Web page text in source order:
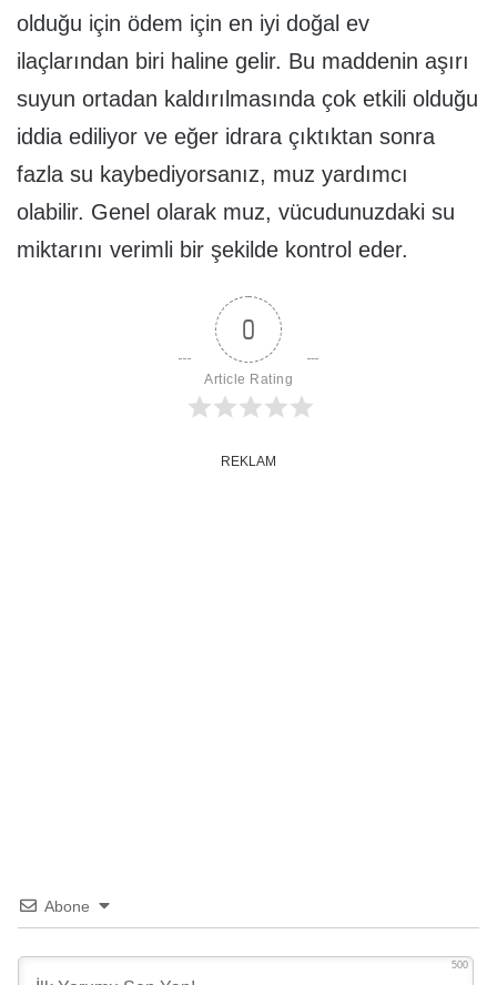
olduğu için ödem için en iyi doğal ev
ilaçlarından biri haline gelir. Bu maddenin aşırı
suyun ortadan kaldırılmasında çok etkili olduğu
iddia ediliyor ve eğer idrara çıktıktan sonra
fazla su kaybediyorsanız, muz yardımcı
olabilir. Genel olarak muz, vücudunuzdaki su
miktarını verimli bir şekilde kontrol eder.
0
Article Rating
REKLAM
Abone
500